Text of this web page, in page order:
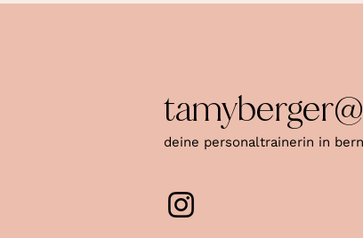
deine personaltrainerin in